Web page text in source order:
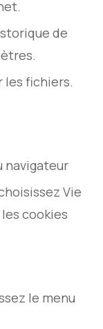
de
les fichiers.
navigateur
Vie
cookies
le menu